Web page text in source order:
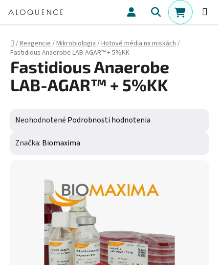
Hľadať
Domov
/Reagencie/Mikrobiologia/Hotové média na miskách/
Fastidious Anaerobe LAB-AGAR™ + 5%KK
Fastidious Anaerobe
LAB-AGAR™ + 5%KK
Priemerné hodnotenie produktu je 0,0 z 5 hviezdičiek.
Neohodnotené Podrobnosti hodnotenia
Značka: Biomaxima